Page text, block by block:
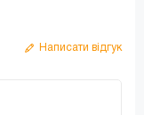
Написати відгук